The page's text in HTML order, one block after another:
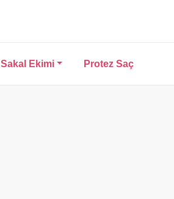
Sakal Ekimi Protez Saç